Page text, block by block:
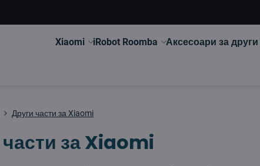
Xiaomi iRobot Roomba Аксесоари за
Други части за Xiaomi
за Xiaomi